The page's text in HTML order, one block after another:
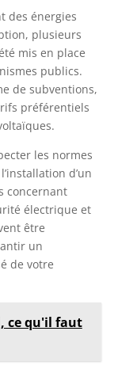
des énergies
plusieurs
mis en place
publics.
de subventions,
préférentiels
les normes
d’un
concernant
électrique et
être
un
de votre
ce qu'il faut